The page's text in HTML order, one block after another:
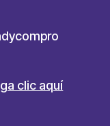
clic aquí